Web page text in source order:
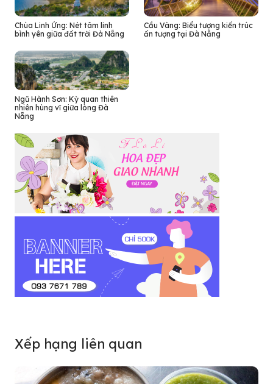
Chùa Linh Ứng: Nét tâm linh
bình yên giữa đất trời Đà Nẵng
Cầu Vàng: Biểu tượng kiến trúc
ấn tượng tại Đà Nẵng
Ngũ Hành Sơn: Kỳ quan thiên
nhiên hùng vĩ giữa lòng Đà
Nẵng
Xếp hạng liên quan